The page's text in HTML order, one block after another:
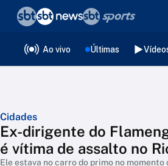
Ao vivo Últimas
Cidades
Ex-dirigente do
é vítima de assalto no
Ele estava no carro do primo no momento
❮voltar
Editorias